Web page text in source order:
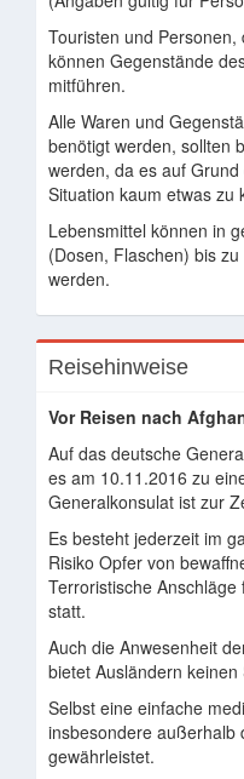
Touristen und
können Gegenstände
mitführen.
Alle Waren und
benötigt werden, sollten
werden, da es auf
Situation kaum etwas zu
Lebensmittel können in
(Dosen, Flaschen) bis
werden.
Reisehinweise
Vor Reisen nach
Auf das deutsche
es am 10.11.2016 zu
Generalkonsulat ist zur
Es besteht jederzeit im
Risiko Opfer von
Terroristische
statt.
Auch die Anwesenheit
bietet Ausländern keinen
Selbst eine einfache
insbesondere außerhalb
gewährleistet.